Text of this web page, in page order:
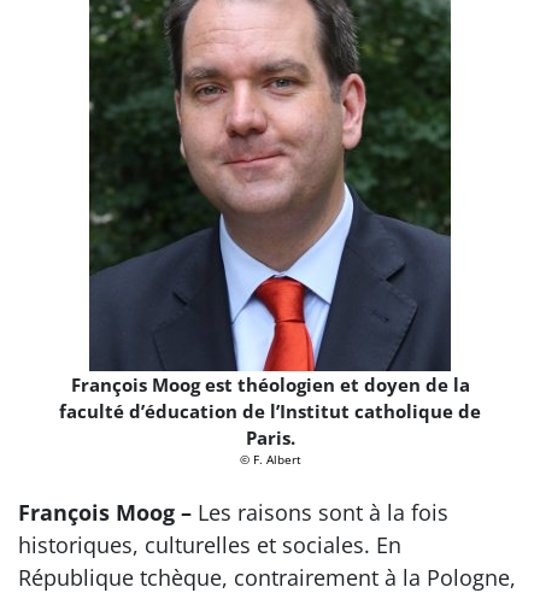
François Moog est théologien et doyen de la
faculté d’éducation de l’Institut catholique de
Paris.
© F. Albert
François Moog – Les raisons sont à la fois
historiques, culturelles et sociales. En
République tchèque, contrairement à la Pologne,